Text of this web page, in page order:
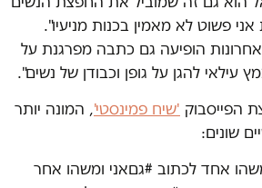
אני פשוט לא מאמין בכנות מניעיו".
אחרונות הופיעה גם כתבה מפרגנת על
להגן על גופן וכבודן של נשים".
הפייסבוק 'שיח פמינסטי', המונה יותר
אחד לכתוב #גםאני ומשהו אחר